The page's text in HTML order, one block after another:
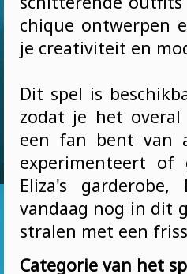
chique ontwerpen
je creativiteit en
Dit spel is
zodat je het
een fan bent van
experimenteert
Eliza's
vandaag nog in dit
stralen met een
Categorie van het